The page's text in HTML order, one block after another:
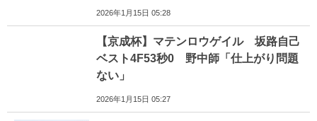
2026年1月15日 05:28
【京成杯】マテンロウゲイル 坂路自己
ベスト4F53秒0 野中師「仕上がり問題
ない」
2026年1月15日 05:27